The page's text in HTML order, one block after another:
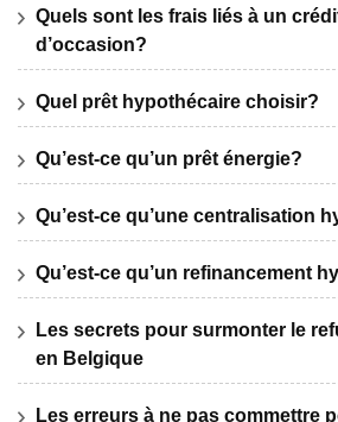
Quels sont les frais liés à un
d’occasion?
Quel prêt hypothécaire choisir?
Qu’est-ce qu’un prêt énergie?
Qu’est-ce qu’une centralisation
Qu’est-ce qu’un refinancement
Les secrets pour surmonter le
en Belgique
Les erreurs à ne pas commettre